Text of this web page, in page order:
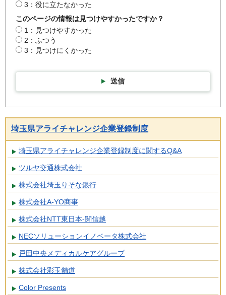
3：役に立たなかった
このページの情報は見つけやすかったですか？
1：見つけやすかった
2：ふつう
3：見つけにくかった
送信
埼玉県アライチャレンジ企業登録制度
埼玉県アライチャレンジ企業登録制度に関するQ&A
ツルヤ交通株式会社
株式会社埼玉りそな銀行
株式会社A-YO商事
株式会社NTT東日本-関信越
NECソリューションイノベータ株式会社
戸田中央メディカルケアグループ
株式会社彩玉舗道
Color Presents